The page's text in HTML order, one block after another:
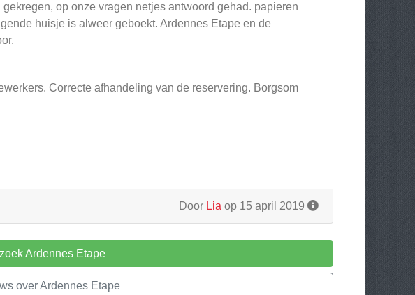
op onze vragen netjes antwoord gehad. papieren
huisje is alweer geboekt. Ardennes Etape en de
Correcte afhandeling van de reservering. Borgsom
Door Lia op 15 april 2019
Ardennes Etape
over Ardennes Etape